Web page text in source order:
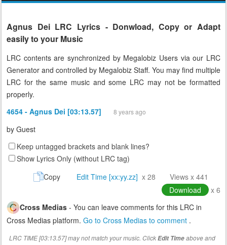
Agnus Dei LRC Lyrics - Donwload, Copy or Adapt
easily to your Music
LRC contents are synchronized by Megalobiz Users via our LRC
Generator and controlled by Megalobiz Staff. You may find multiple
LRC for the same music and some LRC may not be formatted
properly.
4654 - Agnus Dei [03:13.57]
8 years ago
by Guest
Keep untagged brackets and blank lines?
Show Lyrics Only (without LRC tag)
Copy
Edit Time [xx:yy.zz] x 28
Views x 441
Download
x 6
Cross Medias - You can leave comments for this LRC in
Cross Medias platform. Go to Cross Medias to comment .
LRC TIME [03:13.57] may not match your music. ClickEdit Timeabove and